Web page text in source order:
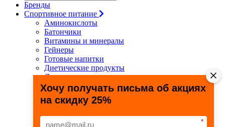
Бренды
Спортивное питание
Аминокислоты
Батончики
Витамины и минералы
Гейнеры
Готовые напитки
Диетические продукты
Для связок и суставов
Жиросжигатели
Здоровье и долголетие
Креатин
Специальные препараты
Хочу получать письма об акциях
на скидку 25%
*